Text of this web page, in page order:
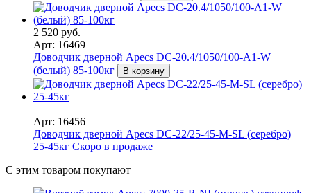
2 520 руб.
Арт: 16469
Доводчик дверной Apecs DC-20.4/1050/100-A1-W
(белый) 85-100кг
В корзину
Арт: 16456
Доводчик дверной Apecs DC-22/25-45-M-SL (серебро)
25-45кг Скоро в продаже
С этим товаром покупают